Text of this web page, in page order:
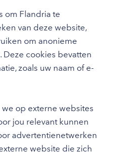
om Flandria te
van deze website,
om anonieme
Deze cookies bevatten
zoals uw naam of e-
op externe websites
jou relevant kunnen
advertentienetwerken
website die zich